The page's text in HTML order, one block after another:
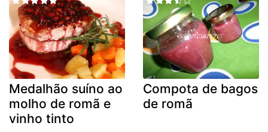
Medalhão suíno ao
molho de romã e
vinho tinto
Compota de bagos
de romã